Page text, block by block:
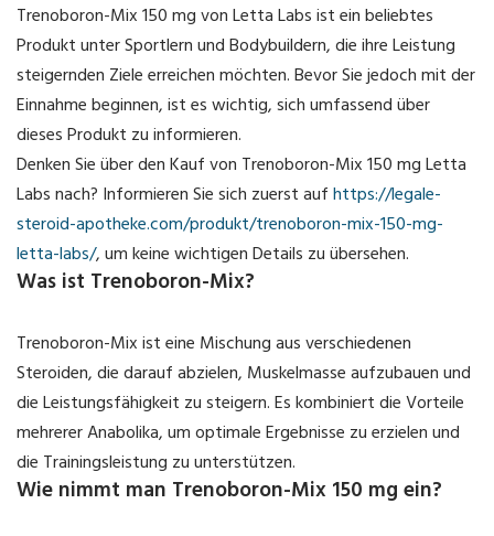
Trenoboron-Mix 150 mg von Letta Labs ist ein beliebtes
Produkt unter Sportlern und Bodybuildern, die ihre Leistung
steigernden Ziele erreichen möchten. Bevor Sie jedoch mit der
Einnahme beginnen, ist es wichtig, sich umfassend über
dieses Produkt zu informieren.
Denken Sie über den Kauf von Trenoboron-Mix 150 mg Letta
Labs nach? Informieren Sie sich zuerst aufhttps://legale-
steroid-apotheke.com/produkt/trenoboron-mix-150-mg-
letta-labs/, um keine wichtigen Details zu übersehen.
Was ist Trenoboron-Mix?
Trenoboron-Mix ist eine Mischung aus verschiedenen
Steroiden, die darauf abzielen, Muskelmasse aufzubauen und
die Leistungsfähigkeit zu steigern. Es kombiniert die Vorteile
mehrerer Anabolika, um optimale Ergebnisse zu erzielen und
die Trainingsleistung zu unterstützen.
Wie nimmt man Trenoboron-Mix 150 mg ein?